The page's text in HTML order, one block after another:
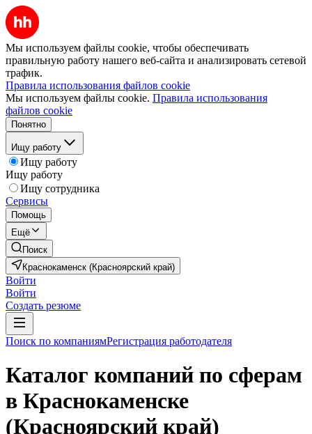
Мы используем файлы cookie, чтобы обеспечивать
правильную работу нашего веб-сайта и анализировать сетевой
трафик.
Правила использования файлов cookie
Мы используем файлы cookie. Правила использования
файлов cookie
Понятно
Ищу работу
Ищу работу
Ищу работу
Ищу сотрудника
Сервисы
Помощь
Ещё
Поиск
Краснокаменск (Красноярский край)
Войти
Войти
Создать резюме
Поиск по компаниямРегистрация работодателя
Каталог компаний по сферам
в Краснокаменске
(Красноярский край)